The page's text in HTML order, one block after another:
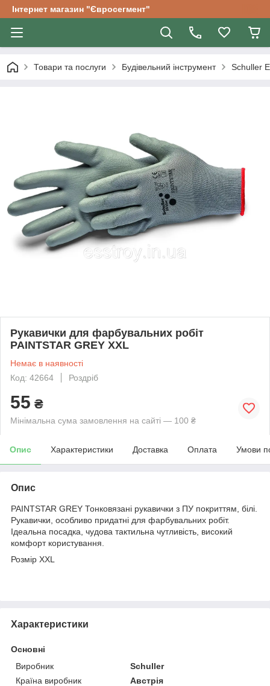
Інтернет магазин "Євросегмент"
Товари та послуги Будівельний інструмент Schuller
Рукавички для фарбувальних робіт
PAINTSTAR GREY XXL
Немає в наявності
Код: 42664
Роздріб
55 ₴
Мінімальна сума замовлення на сайті — 100 ₴
Опис Характеристики Доставка Оплата Умови
Опис
PAINTSTAR GREY Тонковязані рукавички з ПУ покриттям, білі.
Рукавички, особливо придатні для фарбувальних робіт.
Ідеальна посадка, чудова тактильна чутливість, високий
комфорт користування.
Розмір XXL
Характеристики
Основні
Виробник
Schuller
Країна виробник
Австрія